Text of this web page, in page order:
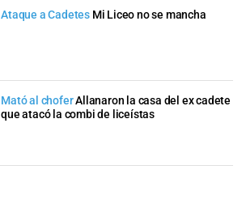
Ataque a Cadetes Mi Liceo no se mancha
Mató al choferAllanaron la casa del ex cadete
que atacó la combi de liceístas